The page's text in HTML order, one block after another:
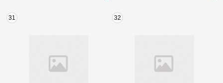
31 32